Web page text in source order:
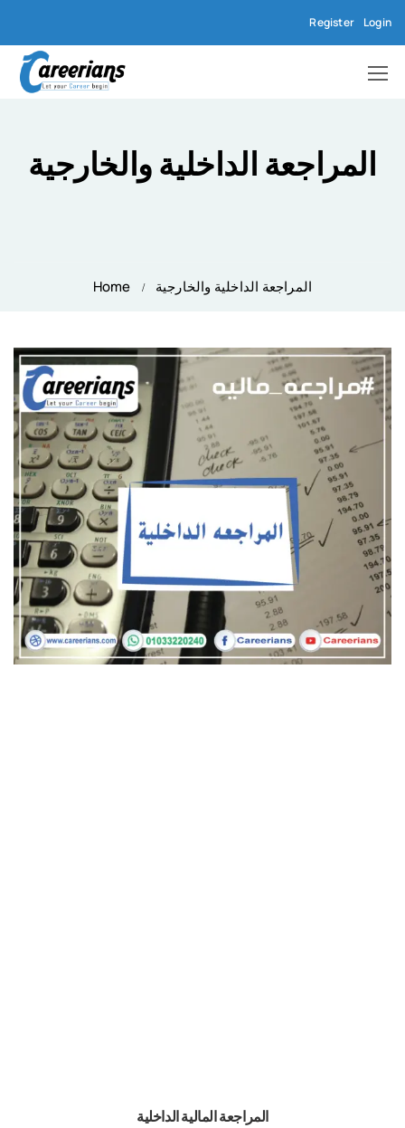
Register Login
المراجعة الداخلية والخارجية
Home المراجعة الداخلية والخارجية
المراجعة المالية الداخلية